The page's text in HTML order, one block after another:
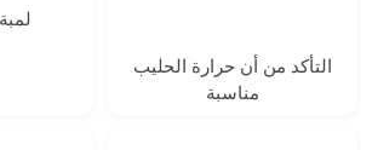
التأكد من أن حرارة الحليب
مناسبة